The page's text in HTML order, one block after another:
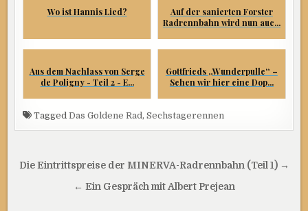
Wo ist Hannis Lied?
Auf der sanierten Forster
Radrennbahn wird nun auc...
Aus dem Nachlass von Serge
de Poligny - Teil 2 - E...
Gottfrieds „Wunderpulle“ –
Sehen wir hier eine Dop...
TaggedDas Goldene Rad,Sechstagerennen
Beitragsnavigation
Die Eintrittspreise der MINERVA-Radrennbahn (Teil 1) →
← Ein Gespräch mit Albert Prejean